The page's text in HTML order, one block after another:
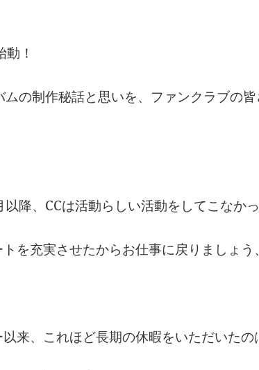
動！
の制作秘話と思いを、ファンクラブの
降、CCは活動らしい活動をしてこなかっ
を充実させたからお仕事に戻りましょう
以来、これほど長期の休暇をいただいたの